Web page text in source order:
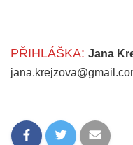
PŘIHLÁŠKA: Jana